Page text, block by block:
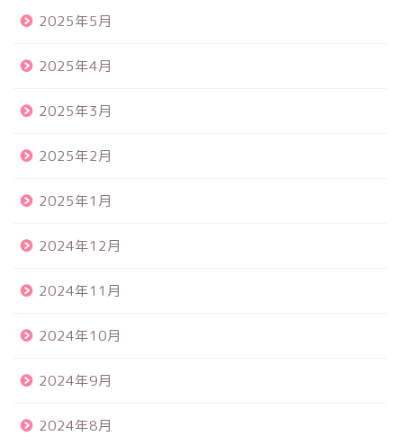
2025年5月
2025年4月
2025年3月
2025年2月
2025年1月
2024年12月
2024年11月
2024年10月
2024年9月
2024年8月